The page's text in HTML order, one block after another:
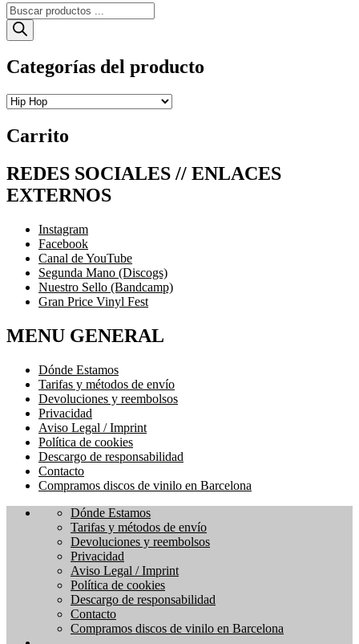
Búsqueda
de
productos
Categorías del producto
Carrito
REDES SOCIALES // ENLACES
EXTERNOS
Instagram
Facebook
Canal de YouTube
Segunda Mano (Discogs)
Nuestro Sello (Bandcamp)
Gran Price Vinyl Fest
MENU GENERAL
Dónde Estamos
Tarifas y métodos de envío
Devoluciones y reembolsos
Privacidad
Aviso Legal / Imprint
Política de cookies
Descargo de responsabilidad
Contacto
Compramos discos de vinilo en Barcelona
Dónde Estamos
Tarifas y métodos de envío
Devoluciones y reembolsos
Privacidad
Aviso Legal / Imprint
Política de cookies
Descargo de responsabilidad
Contacto
Compramos discos de vinilo en Barcelona